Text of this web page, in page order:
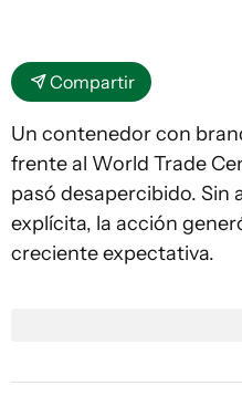
Compartir
Un contenedor con
frente al World Trade
pasó desapercibido. Sin
explícita, la acción
creciente expectativa.